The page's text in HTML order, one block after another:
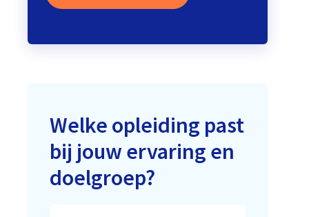
Welke opleiding past
bij jouw ervaring en
doelgroep?